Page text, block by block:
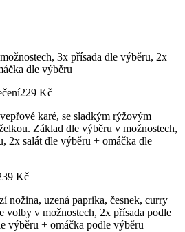
3x přísada dle výběru, 2x
dle výběru
229 Kč
karé, se sladkým rýžovým
Základ dle výběru v možnostech,
2x salát dle výběru + omáčka dle
Kč
nožina, uzená paprika, česnek, curry
volby v možnostech, 2x přísada podle
výběru + omáčka podle výběru